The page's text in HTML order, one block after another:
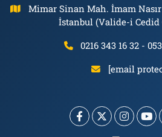
Mimar Sinan Mah. İmam
İstanbul (Valide-i Cedid
0216 343 16 32 -
[email